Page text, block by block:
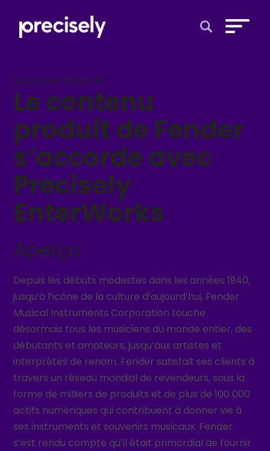
Customer Story FR
Le contenu
produit de Fender
s’accorde avec
Precisely
EnterWorks
Aperçu
Depuis les débuts modestes dans les années 1940,
jusqu’à l’icône de la culture d’aujourd’hui, Fender
Musical Instruments Corporation touche
désormais tous les musiciens du monde entier, des
débutants et amateurs, jusqu’aux artistes et
interprètes de renom. Fender satisfait ses clients à
travers un réseau mondial de revendeurs, sous la
forme de milliers de produits et de plus de 100 000
actifs numériques qui contribuent à donner vie à
ses instruments et souvenirs musicaux. Fender
s’est rendu compte qu’il était primordial de fournir